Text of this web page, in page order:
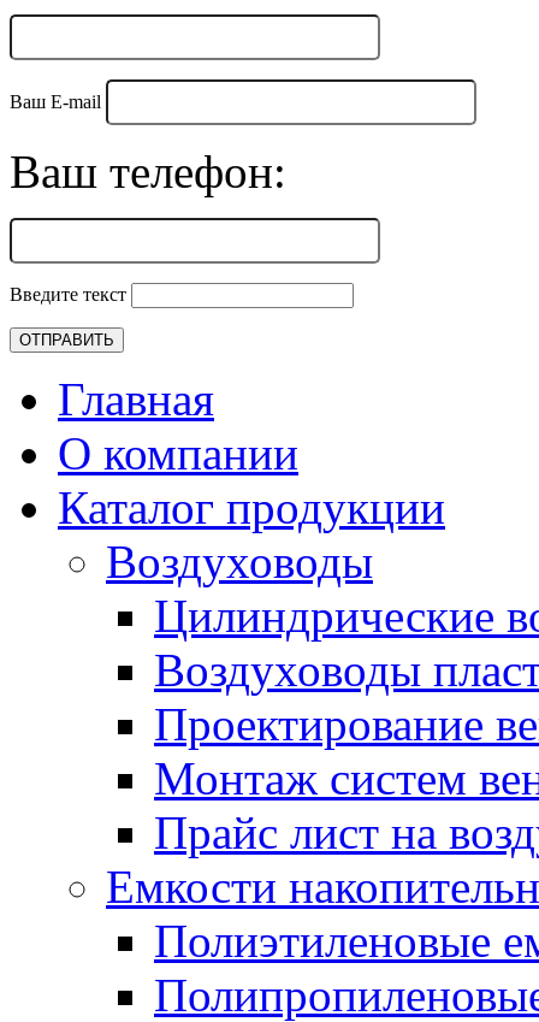
Ваш E-mail
Ваш телефон:
Введите текст
Главная
О компании
Каталог продукции
Воздуховоды
Цилиндрические
Воздуховоды
Проектирование
Монтаж систем
Прайс лист на
Емкости
Полиэтиленовые